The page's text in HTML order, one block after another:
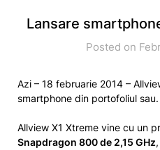
Lansare
Posted on
Azi – 18 februarie 2014 –
smartphone din portofoliul sau.
Allview X1 Xtreme vine cu un
Snapdragon 800 de 2,15 GHz